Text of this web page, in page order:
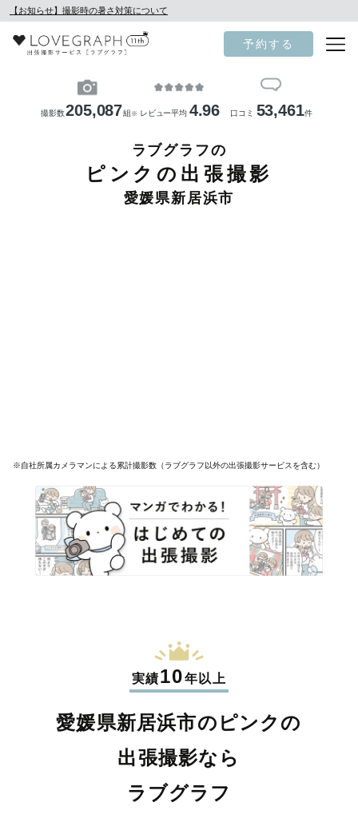
【お知らせ】撮影時の暑さ対策について
予約する
撮影数205,087組 ※ レビュー平均 4.96 口コミ 53,461件
ラブグラフの
ピンクの出張撮影
愛媛県新居浜市
※自社所属カメラマンによる累計撮影数（ラブグラフ以外の出張撮影サービスを含む）
実績10年以上
愛媛県新居浜市のピンクの
出張撮影なら
ラブグラフ